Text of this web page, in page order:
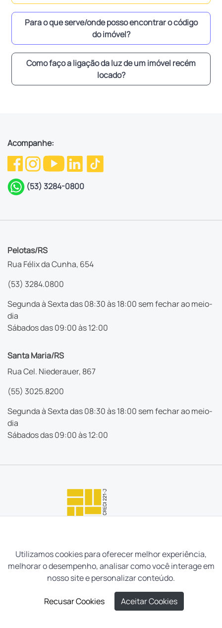
Para o que serve/onde posso encontrar o código
do imóvel?
Como faço a ligação da luz de um imóvel recém
locado?
Acompanhe:
(53) 3284-0800
Pelotas/RS
Rua Félix da Cunha, 654
(53) 3284.0800
Segunda à Sexta das 08:30 às 18:00 sem fechar ao meio-
dia
Sábados das 09:00 às 12:00
Santa Maria/RS
Rua Cel. Niederauer, 867
(55) 3025.8200
Segunda à Sexta das 08:30 às 18:00 sem fechar ao meio-
dia
Sábados das 09:00 às 12:00
Neves e Filhos Administração e Intermediação de Imóveis
Utilizamos cookies para oferecer melhor experiência,
melhorar o desempenho, analisar como você interage em
nosso site e personalizar conteúdo.
Recusar Cookies Aceitar Cookies